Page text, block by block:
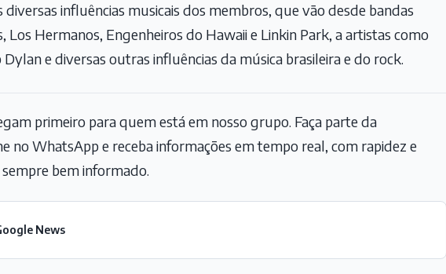
influências musicais dos membros, que vão desde bandas
Los Hermanos, Engenheiros do Hawaii e Linkin Park, a artistas como
e diversas outras influências da música brasileira e do rock.
primeiro para quem está em nosso grupo. Faça parte da
no WhatsApp e receba informações em tempo real, com rapidez e
bem informado.
News